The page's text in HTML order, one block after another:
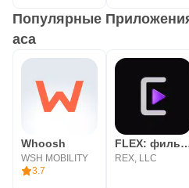
Популярные
аса
Whoosh
WSH MOBILITY
3.7
FLEX: фильмы и
REX, LLC